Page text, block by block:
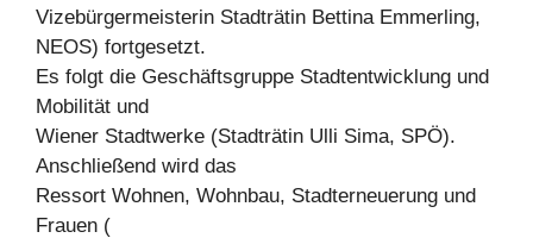
Vizebürgermeisterin Stadträtin Bettina Emmerling,
NEOS) fortgesetzt.
Es folgt die Geschäftsgruppe Stadtentwicklung und
Mobilität und
Wiener Stadtwerke (Stadträtin Ulli Sima, SPÖ).
Anschließend wird das
Ressort Wohnen, Wohnbau, Stadterneuerung und
Frauen (